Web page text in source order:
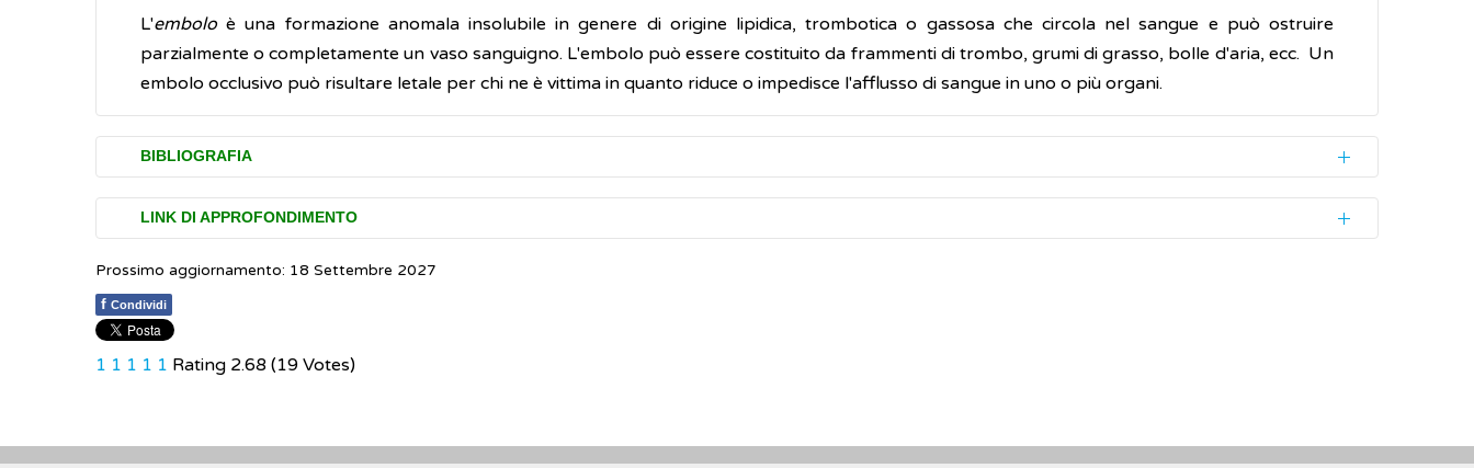
L'emboloè una formazione anomala insolubile in genere di origine lipidica, trombotica o gassosa che circola nel sangue e può ostruire
parzialmente o completamente un vaso sanguigno. L'embolo può essere costituito da frammenti di trombo, grumi di grasso, bolle d'aria, ecc. Un
embolo occlusivo può risultare letale per chi ne è vittima in quanto riduce o impedisce l'afflusso di sangue in uno o più organi.
BIBLIOGRAFIA
Enciclopedia Treccani.Embolo
LINK DI APPROFONDIMENTO
Di Nisio M, van Es N, Büller HR. Deep vein thrombosis and pulmonary embolism [
Prossimo aggiornamento: 18 Settembre 2027
f Condividi
1 1 1 1 1 Rating 2.68 (19 Votes)